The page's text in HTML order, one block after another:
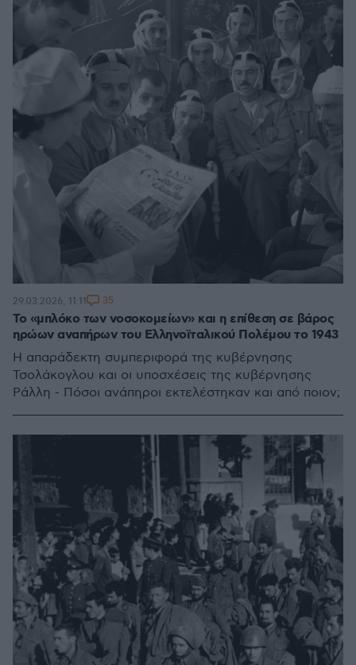
Το «μπλόκο των νοσοκομείων» και η επίθεση σε βάρος
ηρώων αναπήρων του Ελληνοϊταλικού Πολέμου το 1943
Η απαράδεκτη συμπεριφορά της κυβέρνησης
Τσολάκογλου και οι υποσχέσεις της κυβέρνησης
Ράλλη - Πόσοι ανάπηροι εκτελέστηκαν και από ποιον;
29.03.2026, 11:11 35